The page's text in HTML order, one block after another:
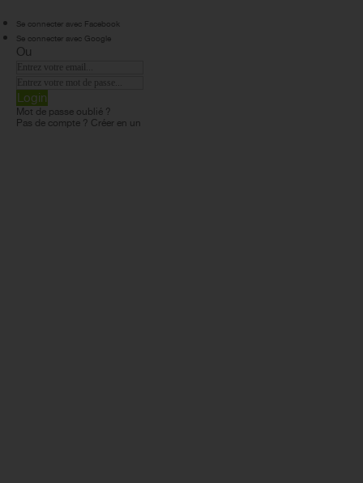
Se connecter avec Facebook
Se connecter avec Google
Ou
Login
Mot de passe oublié ?
Pas de compte ? Créer en un